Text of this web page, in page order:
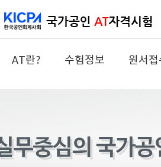
AT란? 수험정보 원서접